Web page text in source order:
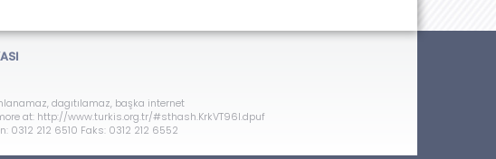
dagıtılamaz, başka internet
at: http://www.turkis.org.tr/#sthash.KrkVT96l.dpuf
0312 212 6510 Faks: 0312 212 6552